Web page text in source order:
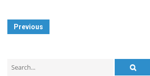
Post
Navigation
Previous
for: